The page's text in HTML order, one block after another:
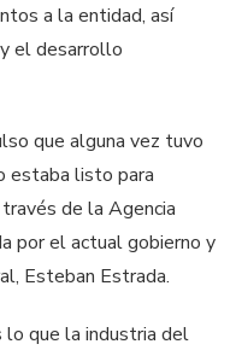
a la entidad, así
el desarrollo
que alguna vez tuvo
estaba listo para
de la Agencia
por el actual gobierno y
Esteban Estrada.
lo que la industria del